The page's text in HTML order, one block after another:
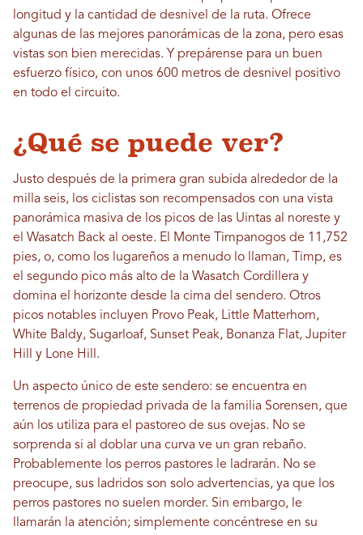
longitud y la cantidad de desnivel de la ruta. Ofrece
algunas de las mejores panorámicas de la zona, pero esas
vistas son bien merecidas. Y prepárense para un buen
esfuerzo físico, con unos 600 metros de desnivel positivo
en todo el circuito.
¿Qué se puede ver?
Justo después de la primera gran subida alrededor de la
milla seis, los ciclistas son recompensados ​​con una vista
panorámica masiva de los picos de las Uintas al noreste y
el Wasatch Back al oeste. El Monte Timpanogos de 11,752
pies, o, como los lugareños a menudo lo llaman, Timp, es
el segundo pico más alto de la Wasatch Cordillera y
domina el horizonte desde la cima del sendero. Otros
picos notables incluyen Provo Peak, Little Matterhorn,
White Baldy, Sugarloaf, Sunset Peak, Bonanza Flat, Jupiter
Hill y Lone Hill.
Un aspecto único de este sendero: se encuentra en
terrenos de propiedad privada de la familia Sorensen, que
aún los utiliza para el pastoreo de sus ovejas. No se
sorprenda si al doblar una curva ve un gran rebaño.
Probablemente los perros pastores le ladrarán. No se
preocupe, sus ladridos son solo advertencias, ya que los
perros pastores no suelen morder. Sin embargo, le
llamarán la atención; simplemente concéntrese en su